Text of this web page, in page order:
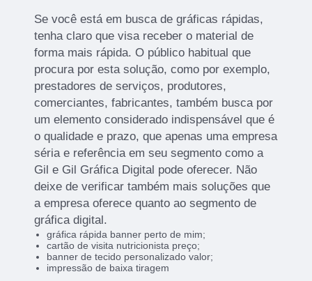
Se você está em busca de gráficas rápidas,
tenha claro que visa receber o material de
forma mais rápida. O público habitual que
procura por esta solução, como por exemplo,
prestadores de serviços, produtores,
comerciantes, fabricantes, também busca por
um elemento considerado indispensável que é
o qualidade e prazo, que apenas uma empresa
séria e referência em seu segmento como a
Gil e Gil Gráfica Digital pode oferecer. Não
deixe de verificar também mais soluções que
a empresa oferece quanto ao segmento de
gráfica digital.
gráfica rápida banner perto de mim;
cartão de visita nutricionista preço;
banner de tecido personalizado valor;
impressão de baixa tiragem